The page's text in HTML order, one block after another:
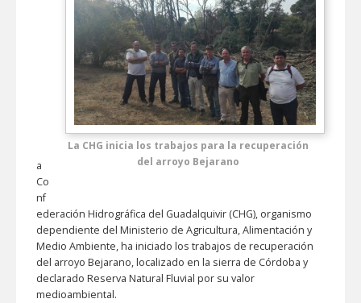
La CHG inicia los trabajos para la recuperación
del arroyo Bejarano
a
Co
nf
ederación Hidrográfica del Guadalquivir (CHG), organismo
dependiente del Ministerio de Agricultura, Alimentación y
Medio Ambiente, ha iniciado los trabajos de recuperación
del arroyo Bejarano, localizado en la sierra de Córdoba y
declarado Reserva Natural Fluvial por su valor
medioambiental.